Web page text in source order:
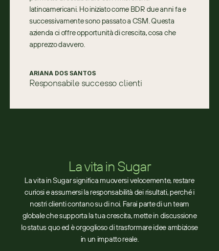
latinoamericani. Ho iniziato come BDR due anni fa e
successivamente sono passato a CSM. Questa
azienda ci offre opportunità di crescita, cosa che
apprezzo davvero.
ARIANA DOS SANTOS
Responsabile successo clienti
La vita in Sugar
La vita in Sugar significa muoversi velocemente, restare
curiosi e assumersi la responsabilità dei risultati, perché i
nostri clienti contano su di noi. Farai parte di un team
globale che supporta la tua crescita, mette in discussione
lo status quo ed è orgoglioso di trasformare idee ambiziose
in un impatto reale.